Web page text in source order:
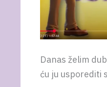
Danas želim
ću ju usporediti